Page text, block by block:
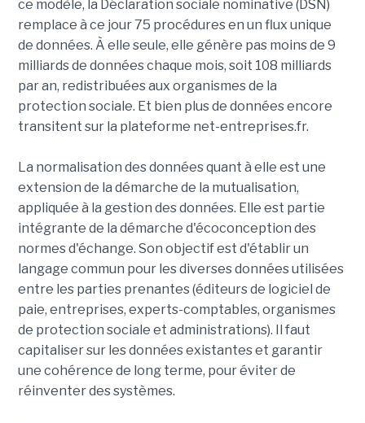
ce modèle, la Déclaration sociale nominative (DSN)
remplace à ce jour 75 procédures en un flux unique
de données. À elle seule, elle génère pas moins de 9
milliards de données chaque mois, soit 108 milliards
par an, redistribuées aux organismes de la
protection sociale. Et bien plus de données encore
transitent sur la plateforme net-entreprises.fr.
La normalisation des données quant à elle est une
extension de la démarche de la mutualisation,
appliquée à la gestion des données. Elle est partie
intégrante de la démarche d'écoconception des
normes d'échange. Son objectif est d'établir un
langage commun pour les diverses données utilisées
entre les parties prenantes (éditeurs de logiciel de
paie, entreprises, experts-comptables, organismes
de protection sociale et administrations). Il faut
capitaliser sur les données existantes et garantir
une cohérence de long terme, pour éviter de
réinventer des systèmes.